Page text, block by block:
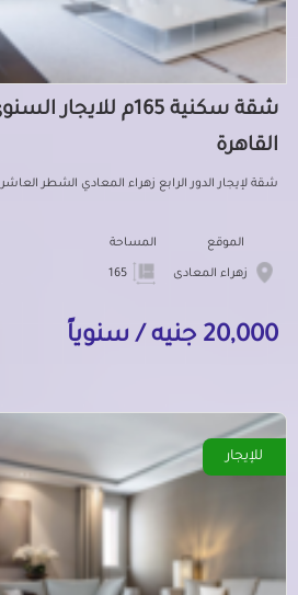
شقة سكنية 165م
القاهرة
شقة لإيجار الدور الرابع زهراء المعادي الشطر العاشر
الموقع
زهراء المعادى
المساحة
20,000 جنيه / سنوياً
للإيجار